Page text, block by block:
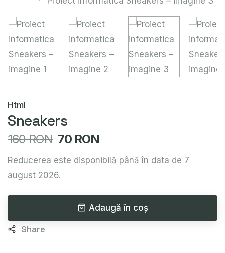
Html
Sneakers
160 RON 70 RON
Reducerea este disponibilă până în data de 7
august 2026.
Adaugă în coș
Share